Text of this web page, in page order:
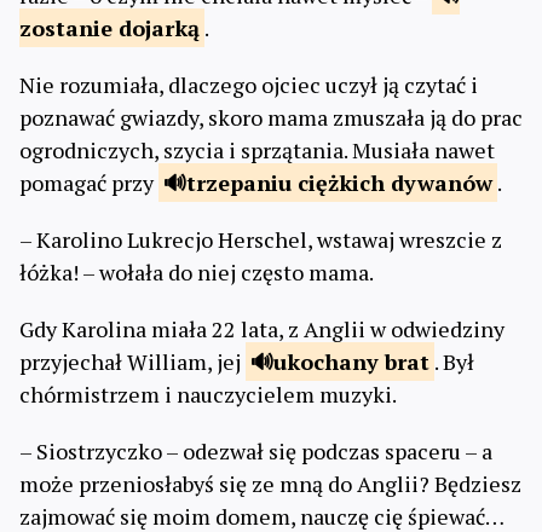
zostanie dojarką .
Nie rozumiała, dlaczego ojciec uczył ją czytać i
poznawać gwiazdy, skoro mama zmuszała ją do prac
ogrodniczych, szycia i sprzątania. Musiała nawet
pomagać przy
trzepaniu ciężkich dywanów .
– Karolino Lukrecjo Herschel, wstawaj wreszcie z
łóżka! – wołała do niej często mama.
Gdy Karolina miała 22 lata, z Anglii w odwiedziny
przyjechał William, jej
ukochanybrat . Był
chórmistrzem i nauczycielem muzyki.
– Siostrzyczko – odezwał się podczas spaceru – a
może przeniosłabyś się ze mną do Anglii? Będziesz
zajmować się moim domem, nauczę cię śpiewać…